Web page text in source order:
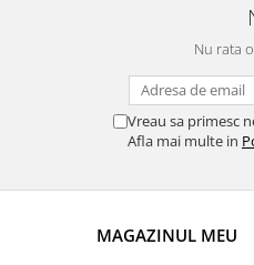
Nu rata
Vreau sa primesc
Afla mai multe in
MAGAZINUL MEU